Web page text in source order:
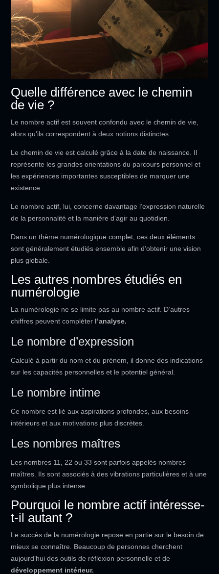
Quelle différence avec le chemin
de vie ?
Le nombre actif est souvent confondu avec le chemin de vie,
alors qu’ils correspondent à deux notions distinctes.
Le chemin de vie est calculé grâce à la date de naissance. Il
représente les grandes orientations du parcours personnel et
les expériences importantes susceptibles de marquer une
existence.
Le nombre actif, lui, concerne davantage l’expression naturelle
de la personnalité et la manière d’agir au quotidien.
Dans un thème numérologique complet, ces deux éléments
sont généralement étudiés ensemble afin d’obtenir une vision
plus globale.
Les autres nombres étudiés en
numérologie
La numérologie ne se limite pas au nombre actif. D’autres
chiffres peuvent compléter l’analyse.
Le nombre d’expression
Calculé à partir du nom et du prénom, il donne des indications
sur les capacités personnelles et le potentiel général.
Le nombre intime
Ce nombre est lié aux aspirations profondes, aux besoins
intérieurs et aux motivations plus discrètes.
Les nombres maîtres
Les nombres 11, 22 ou 33 sont parfois appelés nombres
maîtres. Ils sont associés à des vibrations particulières et à une
symbolique plus intense.
Pourquoi le nombre actif intéresse-
t-il autant ?
Le succès de la numérologie repose en partie sur le besoin de
mieux se connaître. Beaucoup de personnes cherchent
aujourd’hui des outils de réflexion personnelle et de
développement intérieur.